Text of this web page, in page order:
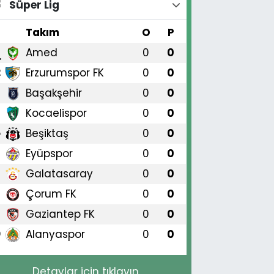
Süper Lig
Takım O P
Amed 0 0
Erzurumspor FK 0 0
Başakşehir 0 0
Kocaelispor 0 0
Beşiktaş 0 0
Eyüpspor 0 0
Galatasaray 0 0
Çorum FK 0 0
Gaziantep FK 0 0
Alanyaspor 0 0